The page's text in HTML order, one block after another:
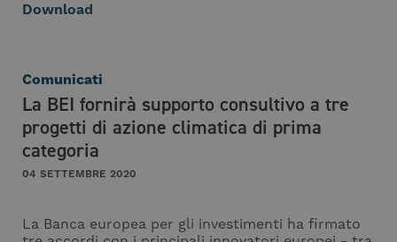
Download
Comunicati
La BEI fornirà supporto consultivo a tre
progetti di azione climatica di prima
categoria
04 SETTEMBRE 2020
La Banca europea per gli investimenti ha firmato